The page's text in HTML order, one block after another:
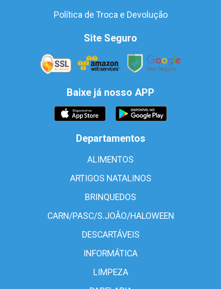
Política de Troca e Devolução
Site Seguro
Baixe já nosso APP
Departamentos
ALIMENTOS
ARTIGOS NATALINOS
BRINQUEDOS
CARN/PASC/S.JOÃO/HALOWEEN
DESCARTÁVEIS
INFORMÁTICA
LIMPEZA